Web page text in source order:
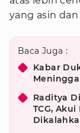
yang asin
Baca Juga :
Kabar
Raditya
TCG,